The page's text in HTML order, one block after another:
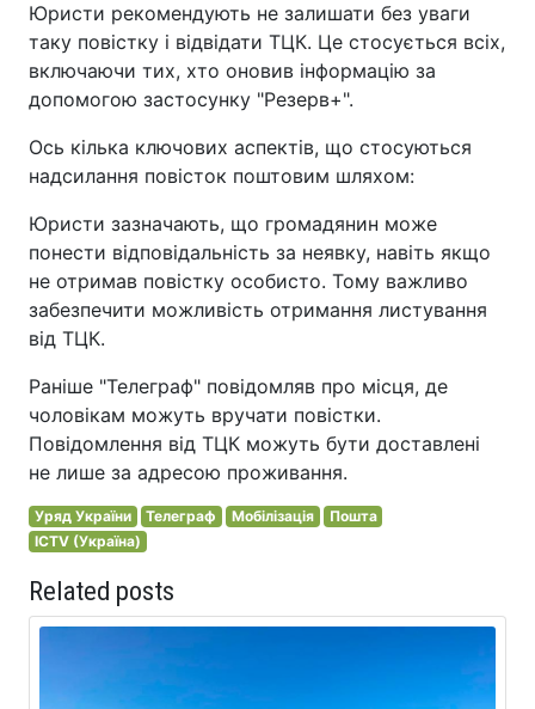
Юристи рекомендують не залишати без уваги
таку повістку і відвідати ТЦК. Це стосується всіх,
включаючи тих, хто оновив інформацію за
допомогою застосунку "Резерв+".
Ось кілька ключових аспектів, що стосуються
надсилання повісток поштовим шляхом:
Юристи зазначають, що громадянин може
понести відповідальність за неявку, навіть якщо
не отримав повістку особисто. Тому важливо
забезпечити можливість отримання листування
від ТЦК.
Раніше "Телеграф" повідомляв про місця, де
чоловікам можуть вручати повістки.
Повідомлення від ТЦК можуть бути доставлені
не лише за адресою проживання.
Уряд України Телеграф Мобілізація
Пошта
ICTV (Україна)
Related posts